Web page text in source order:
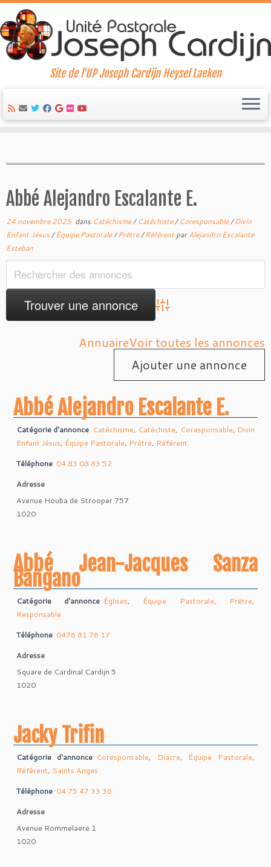
content
Site de l'UP Joseph Cardijn Heysel Laeken
Abbé Alejandro Escalante E.
24 novembre 2025dans Catéchisme/Catéchiste/Coresponsable/Divin
Enfant Jésus/Équipe Pastorale/Prêtre/RéférentparAlejandro Escalante
Esteban
Advanced Search
AnnuaireVoir toutes les annonces
Ajouter une annonce
Abbé Alejandro Escalante E.
Catégorie d'annonce Catéchisme, Catéchiste, Coresponsable, Divin
Enfant Jésus, Équipe Pastorale, Prêtre, Référent
Téléphone 04 83 08 83 52
Adresse
Avenue Houba de Strooper 757
1020
Abbé Jean-Jacques Sanza
Bangano
Catégorie d'annonce Églises, Équipe Pastorale, Prêtre,
Responsable
Téléphone 0476 81 76 17
Adresse
Square de Cardinal Cardijn 5
1020
Jacky Trifin
Catégorie d'annonce Coresponsable, Diacre, Équipe Pastorale,
Référent, Saints Anges
Téléphone 04 75 47 33 36
Adresse
Avenue Rommelaere 1
1020